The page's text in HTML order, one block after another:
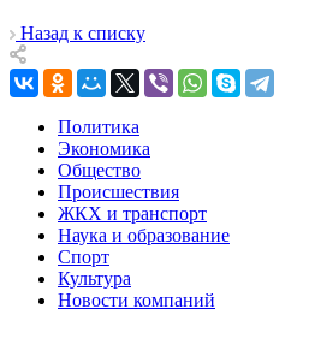
Назад к списку
Политика
Экономика
Общество
Происшествия
ЖКХ и транспорт
Наука и образование
Спорт
Культура
Новости компаний